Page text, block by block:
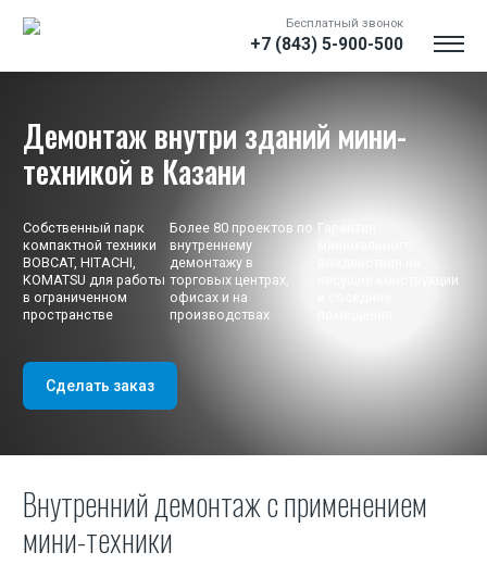
Бесплатный звонок
+7 (843) 5-900-500
Вакансии
Логист
Инженер сметчик
Машинист экскаватора на гидравлических ножницах
Скачать презентацию (в ПДФ)
Демонтаж внутри зданий мини-
техникой в Казани
Собственный парк
компактной техники
BOBCAT, HITACHI,
KOMATSU для работы
в ограниченном
пространстве
Более 80 проектов по
внутреннему
демонтажу в
торговых центрах,
офисах и на
производствах
Гарантия
несущие конструкции
Сделать заказ
Внутренний демонтаж с применением
мини-техники